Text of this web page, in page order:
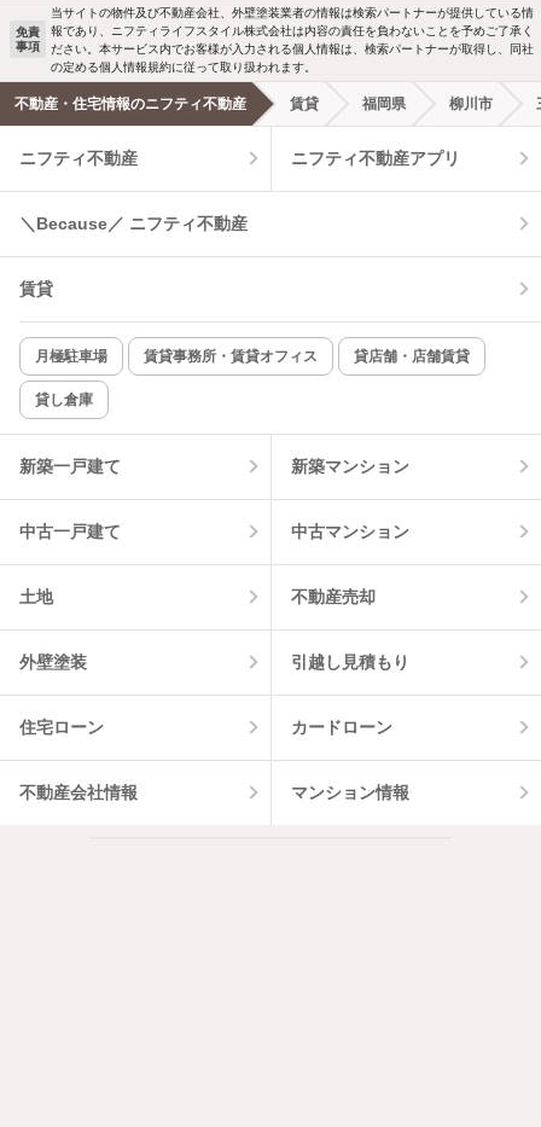
洗濯機置場あり 独立洗面台
エアコンあり 都市ガス
温水洗浄便座 オートロック
コンロ2口以上
新着のみ インターネット無料
該当件数:
4
免責
事項
当サイトの物件及び不動産会社、外壁塗装業者の情報は検索パートナーが提供している情
報であり、ニフティライフスタイル株式会社は内容の責任を負わないことを予めご了承く
ださい。本サービス内でお客様が入力される個人情報は、検索パートナーが取得し、同社
の定める個人情報規約に従って取り扱われます。
不動産・住宅情報のニフティ不動産 賃貸 福岡県 柳川市
ニフティ不動産 ニフティ不動産アプリ
＼Because／ ニフティ不動産
賃貸
月極駐車場 賃貸事務所・賃貸オフィス 貸店舗・店舗賃貸
貸し倉庫
新築一戸建て 新築マンション
中古一戸建て 中古マンション
土地 不動産売却
外壁塗装 引越し見積もり
住宅ローン カードローン
不動産会社情報 マンション情報